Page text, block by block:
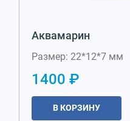
Аквамарин
Размер: 22*12*7 мм
1400 ₽
В КОРЗИНУ